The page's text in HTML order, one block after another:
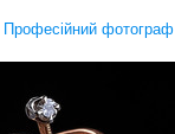
Професійний фотограф